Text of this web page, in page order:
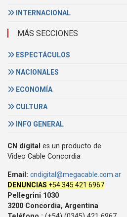
INTERNACIONAL
MÁS SECCIONES
ESPECTÁCULOS
NACIONALES
ECONOMÍA
CULTURA
INFO GENERAL
CN digital es un producto de
Video Cable Concordia
Email: cndigital@megacable.com.ar
DENUNCIAS +54 345 421 6967
Pellegrini 1030
3200 Concordia, Argentina